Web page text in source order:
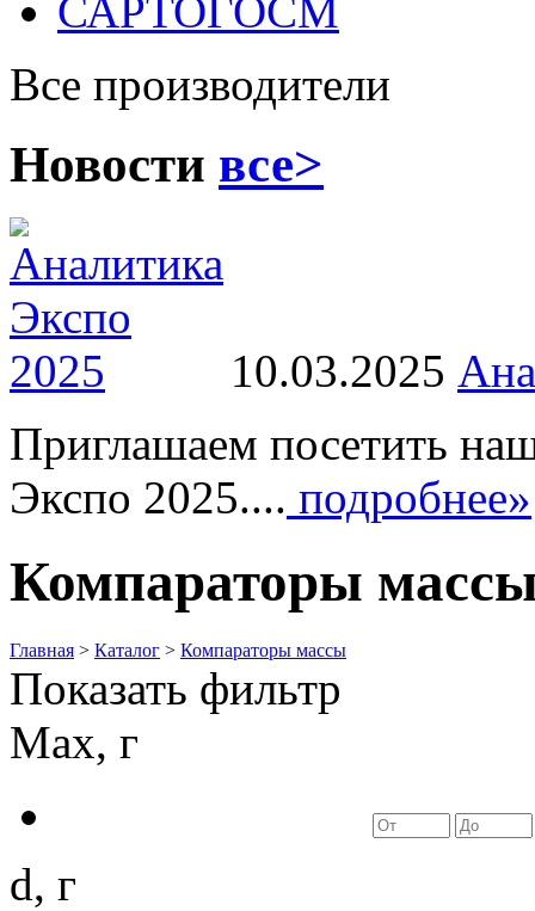
САРТОГОСМ
Все производители
Новости все>
10.03.2025
Приглашаем посетить
Экспо 2025.... подробнее»
Компараторы
Главная > Каталог > Компараторы массы
Показать фильтр
Max, г
d, г